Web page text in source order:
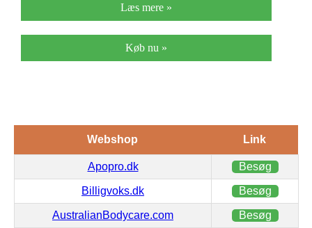
Læs mere »
Køb nu »
Webshop Link
Apopro.dk Besøg
Billigvoks.dk Besøg
AustralianBodycare.com Besøg